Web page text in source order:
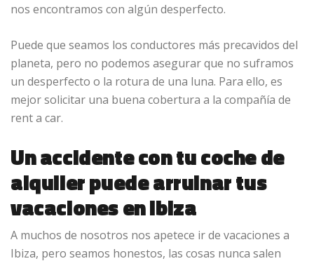
nos encontramos con algún desperfecto.
Puede que seamos los conductores más precavidos del
planeta, pero no podemos asegurar que no suframos
un desperfecto o la rotura de una luna. Para ello, es
mejor solicitar una buena cobertura a la compañía de
rent a car.
Un accidente con tu coche de
alquiler puede arruinar tus
vacaciones en Ibiza
A muchos de nosotros nos apetece ir de vacaciones a
Ibiza, pero seamos honestos, las cosas nunca salen